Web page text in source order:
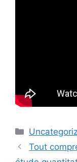
Catégories
Tout